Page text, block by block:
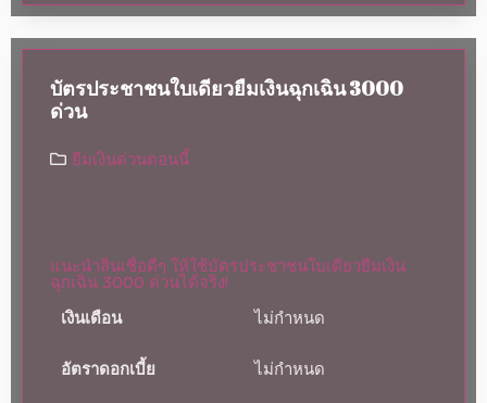
บัตรประชาชนใบเดียวยืมเงินฉุกเฉิน 3000
ด่วน
ยืมเงินด่วนตอนนี้
แนะนำสินเชื่อดีๆ ให้ใช้บัตรประชาชนใบเดียวยืมเงิน
ฉุกเฉิน 3000 ด่วนได้จริง!
เงินเดือน
ไม่กำหนด
อัตราดอกเบี้ย ไม่กำหนด